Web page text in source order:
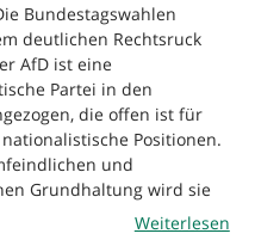
Bundestagswahlen
deutlichen Rechtsruck
AfD ist eine
Partei in den
die offen ist für
Positionen.
und
Grundhaltung wird sie
Weiterlesen